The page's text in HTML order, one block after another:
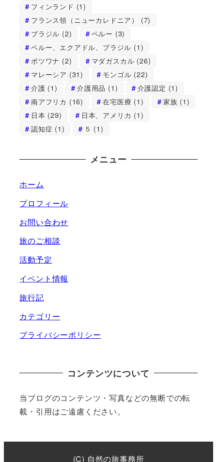
フィンランド (1)
フランス領（ニューカレドニア）
(7)
ブラジル (2) ペルー (3)
ペルー、エクアドル、ブラジル (1)
ボツワナ (2) マダガスカル (26)
マレーシア (31) モンゴル (22)
介護 (1) 介護用品 (1) 介護認定 (1)
南アフリカ (16) 在宅医療 (1) 家族 (1)
日本 (29) 日本、アメリカ (1)
認知症 (1) ５ (1)
メニュー
ホーム
プロフィール
お問い合わせ
旅のご相談
活動予定
イベント情報
旅行記
カテゴリー
プライバシーポリシー
コンテンツについて
当ブログのコンテンツ・写真などの無断での転
載・引用はご遠慮ください。
(C) 自然の旅事務所